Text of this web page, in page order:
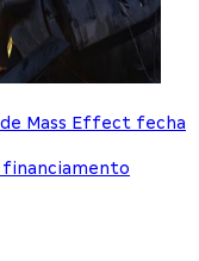
Mass Effect fecha
financiamento